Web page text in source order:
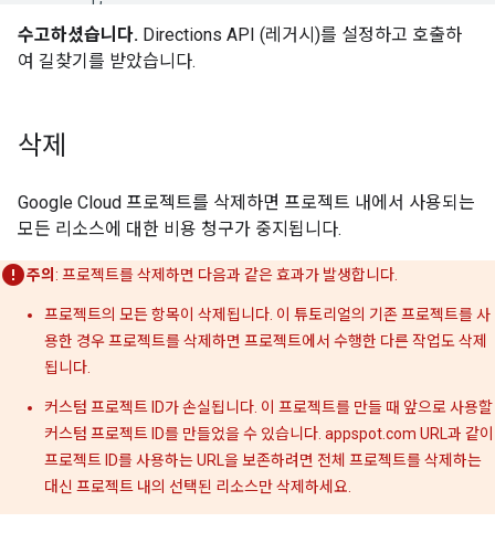
{
"bounds"
"lat" : 33.8068768,
"lng"
: -118.3527671
}
},
"copyrights" : "Map data ©2016 Google"
"legs"
: [
{
"distance" : {
"value"
57824
},
"duration" : {
"text" : "51 mins",
"value" : 3062
수고하셨습니다. Directions API (레거시)를 설정하고 호출하
여 길찾기를 받았습니다.
삭제
Google Cloud 프로젝트를 삭제하면 프로젝트 내에서 사용되는
모든 리소스에 대한 비용 청구가 중지됩니다.
주의 : 프로젝트를 삭제하면 다음과 같은 효과가 발생합니다.
프로젝트의 모든 항목이 삭제됩니다. 이 튜토리얼의 기존 프로젝트를 사
용한 경우 프로젝트를 삭제하면 프로젝트에서 수행한 다른 작업도 삭제
됩니다.
커스텀 프로젝트 ID가 손실됩니다. 이 프로젝트를 만들 때 앞으로 사용할
커스텀 프로젝트 ID를 만들었을 수 있습니다. appspot.com URL과 같이
프로젝트 ID를 사용하는 URL을 보존하려면 전체 프로젝트를 삭제하는
대신 프로젝트 내의 선택된 리소스만 삭제하세요.